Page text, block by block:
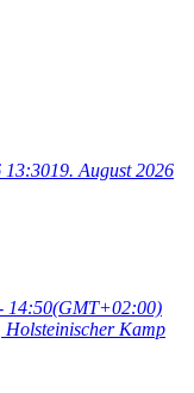
13:3019. August 2026
14:50(GMT+02:00)
Holsteinischer Kamp